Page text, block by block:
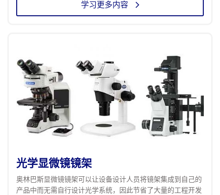
学习更多内容
光学显微镜镜架
奥林巴斯显微镜镜架可以让设备设计人员将镜架集成到自己的
产品中而无需自行设计光学系统，因此节省了大量的工程开发